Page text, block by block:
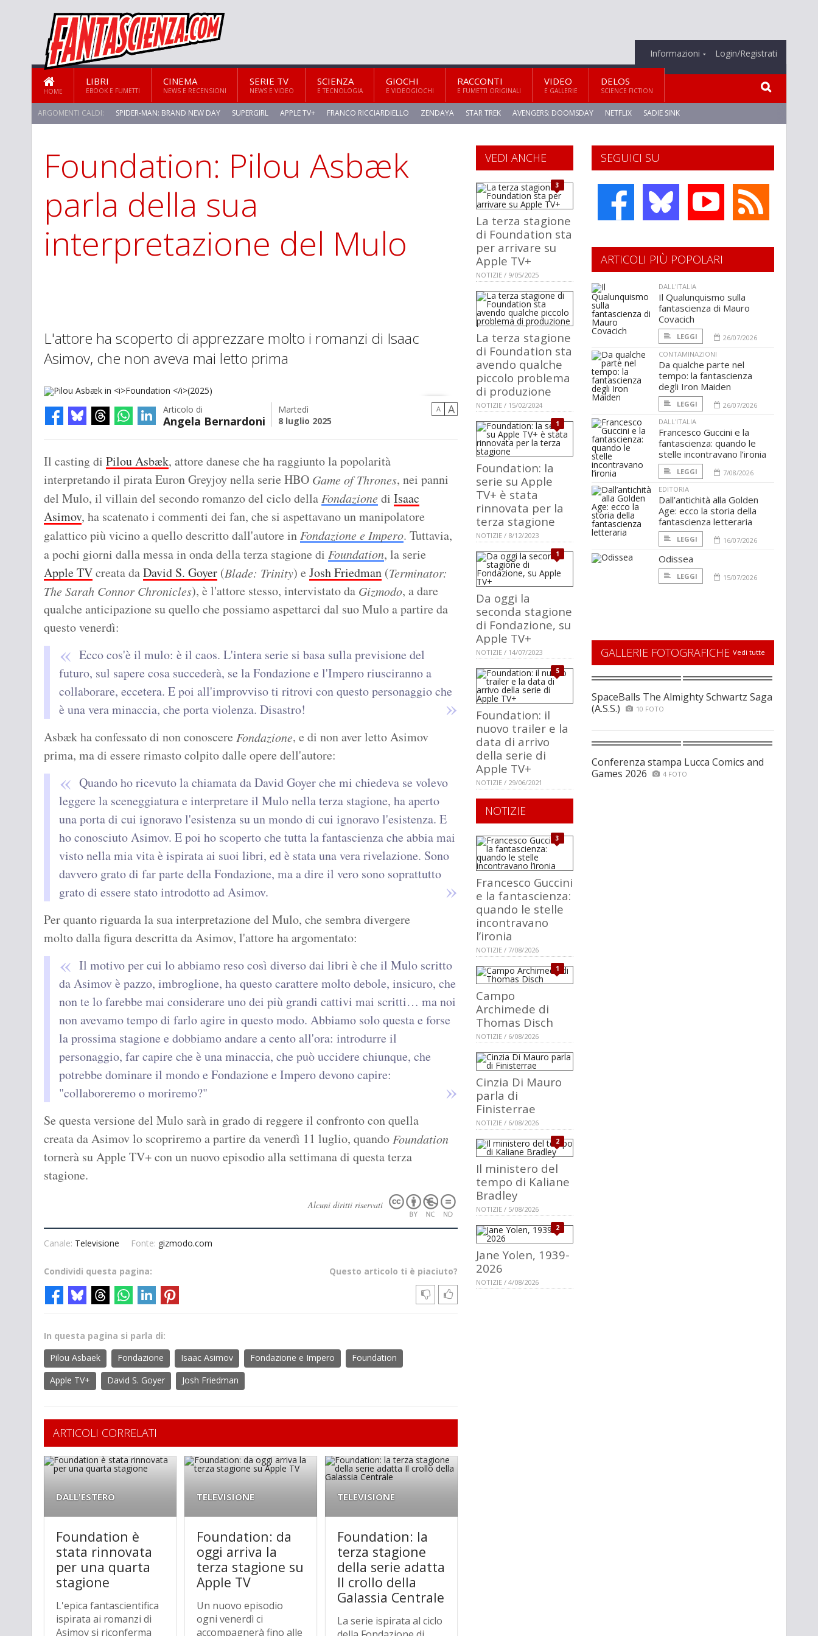
Informazioni Login/Registrati
HOME
LIBRI
EBOOK E FUMETTI
CINEMA
NEWS E RECENSIONI
SERIE TV
NEWS E VIDEO
SCIENZA
E TECNOLOGIA
GIOCHI
E VIDEOGIOCHI
RACCONTI
E FUMETTI ORIGINALI
VIDEO
E GALLERIE
DELOS
SCIENCE FICTION
ARGOMENTI CALDI: SPIDER-MAN: BRAND NEW DAY SUPERGIRL APPLE TV+ FRANCO RICCIARDIELLO ZENDAYA STAR TREK AVENGERS: DOOMSDAY NETFLIX SADIE SINK
STAR TREK: STRANGE NEW WORLDS
Foundation: Pilou Asbæk
parla della sua
interpretazione del Mulo
L'attore ha scoperto di apprezzare molto i romanzi di Isaac
Asimov, che non aveva mai letto prima
Articolo di
Angela Bernardoni
Martedì
8 luglio 2025
A A
Il casting di Pilou Asbæk, attore danese che ha raggiunto la popolarità
interpretando il pirata Euron Greyjoy nella serie HBO Game of Thrones, nei panni
del Mulo, il villain del secondo romanzo del ciclo dellaFondazione di Isaac
Asimov, ha scatenato i commenti dei fan, che si aspettavano un manipolatore
galattico più vicino a quello descritto dall'autore inFondazione e Impero. Tuttavia,
a pochi giorni dalla messa in onda della terza stagione di Foundation, la serie
Apple TVcreata daDavid S. Goyer (Blade: Trinity) e Josh Friedman (Terminator:
The Sarah Connor Chronicles), è l'attore stesso, intervistato da Gizmodo, a dare
qualche anticipazione su quello che possiamo aspettarci dal suo Mulo a partire da
questo venerdì:
Ecco cos'è il mulo: è il caos. L'intera serie si basa sulla previsione del
futuro, sul sapere cosa succederà, se la Fondazione e l'Impero riusciranno a
collaborare, eccetera. E poi all'improvviso ti ritrovi con questo personaggio che
è una vera minaccia, che porta violenza. Disastro!
Asbæk ha confessato di non conoscere Fondazione, e di non aver letto Asimov
prima, ma di essere rimasto colpito dalle opere dell'autore:
Quando ho ricevuto la chiamata da David Goyer che mi chiedeva se volevo
leggere la sceneggiatura e interpretare il Mulo nella terza stagione, ha aperto
una porta di cui ignoravo l'esistenza su un mondo di cui ignoravo l'esistenza. E
ho conosciuto Asimov. E poi ho scoperto che tutta la fantascienza che abbia mai
visto nella mia vita è ispirata ai suoi libri, ed è stata una vera rivelazione. Sono
davvero grato di far parte della Fondazione, ma a dire il vero sono soprattutto
grato di essere stato introdotto ad Asimov.
Per quanto riguarda la sua interpretazione del Mulo, che sembra divergere
molto dalla figura descritta da Asimov, l'attore ha argomentato:
Il motivo per cui lo abbiamo reso così diverso dai libri è che il Mulo scritto
da Asimov è pazzo, imbroglione, ha questo carattere molto debole, insicuro, che
non te lo farebbe mai considerare uno dei più grandi cattivi mai scritti… ma noi
non avevamo tempo di farlo agire in questo modo. Abbiamo solo questa e forse
la prossima stagione e dobbiamo andare a cento all'ora: introdurre il
personaggio, far capire che è una minaccia, che può uccidere chiunque, che
potrebbe dominare il mondo e Fondazione e Impero devono capire:
"collaboreremo o moriremo?"
Se questa versione del Mulo sarà in grado di reggere il confronto con quella
creata da Asimov lo scopriremo a partire da venerdì 11 luglio, quandoFoundation
tornerà su Apple TV+ con un nuovo episodio alla settimana di questa terza
stagione.
Alcuni diritti riservati
Canale: Televisione Fonte: gizmodo.com
Questo articolo ti è piaciuto?
Condividi questa pagina:
In questa pagina si parla di:
Pilou Asbaek
Fondazione Isaac Asimov Fondazione e Impero
Foundation
Apple TV+
David S. Goyer Josh Friedman
ARTICOLI CORRELATI
DALL'ESTERO
Foundation è
stata rinnovata
per una quarta
stagione
L'epica fantascientifica
ispirata ai romanzi di
Asimov si riconferma
TELEVISIONE
Foundation: da
oggi arriva la
terza stagione su
Apple TV
Un nuovo episodio
ogni venerdì ci
accompagnerà fino alle
TELEVISIONE
Foundation: la
terza stagione
della serie adatta
Il crollo della
Galassia Centrale
La serie ispirata al ciclo
SEGUICI SU
VEDI ANCHE
3
La terza stagione
di Foundation sta
per arrivare su
Apple TV+
NOTIZIE / 9/05/2025
La terza stagione
di Foundation sta
avendo qualche
piccolo problema
di produzione
NOTIZIE / 15/02/2024
1
Foundation: la
serie su Apple
TV+ è stata
rinnovata per la
terza stagione
NOTIZIE / 8/12/2023
1
Da oggi la
seconda stagione
di Fondazione, su
Apple TV+
NOTIZIE / 14/07/2023
5
Foundation: il
nuovo trailer e la
data di arrivo
della serie di
Apple TV+
NOTIZIE / 29/06/2021
NOTIZIE
3
Francesco Guccini
e la fantascienza:
quando le stelle
incontravano
l’ironia
NOTIZIE / 7/08/2026
1
Campo
Archimede di
Thomas Disch
NOTIZIE / 6/08/2026
Cinzia Di Mauro
parla di
Finisterrae
NOTIZIE / 6/08/2026
2
Il ministero del
tempo di Kaliane
Bradley
NOTIZIE / 5/08/2026
2
Jane Yolen, 1939-
2026
NOTIZIE / 4/08/2026
ARTICOLI PIÙ POPOLARI
DALL'ITALIA
Il Qualunquismo sulla
fantascienza di Mauro
Covacich
LEGGI
26/07/2026
CONTAMINAZIONI
Da qualche parte nel
tempo: la fantascienza
degli Iron Maiden
LEGGI
26/07/2026
DALL'ITALIA
Francesco Guccini e la
fantascienza: quando le
stelle incontravano l’ironia
LEGGI
7/08/2026
EDITORIA
Dall’antichità alla Golden
Age: ecco la storia della
fantascienza letteraria
LEGGI 16/07/2026
Odissea
LEGGI 15/07/2026
GALLERIE FOTOGRAFICHE Vedi tutte
SpaceBalls The Almighty Schwartz Saga
(A.S.S.)
10 FOTO
Conferenza stampa Lucca Comics and
Games 2026
4 FOTO